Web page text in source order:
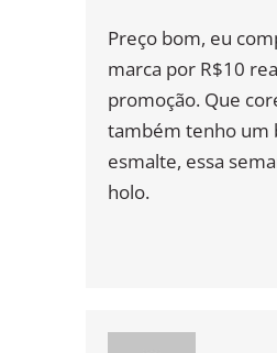
Preço bom, eu
marca por R$10
promoção. Que
também tenho um
esmalte, essa
holo.